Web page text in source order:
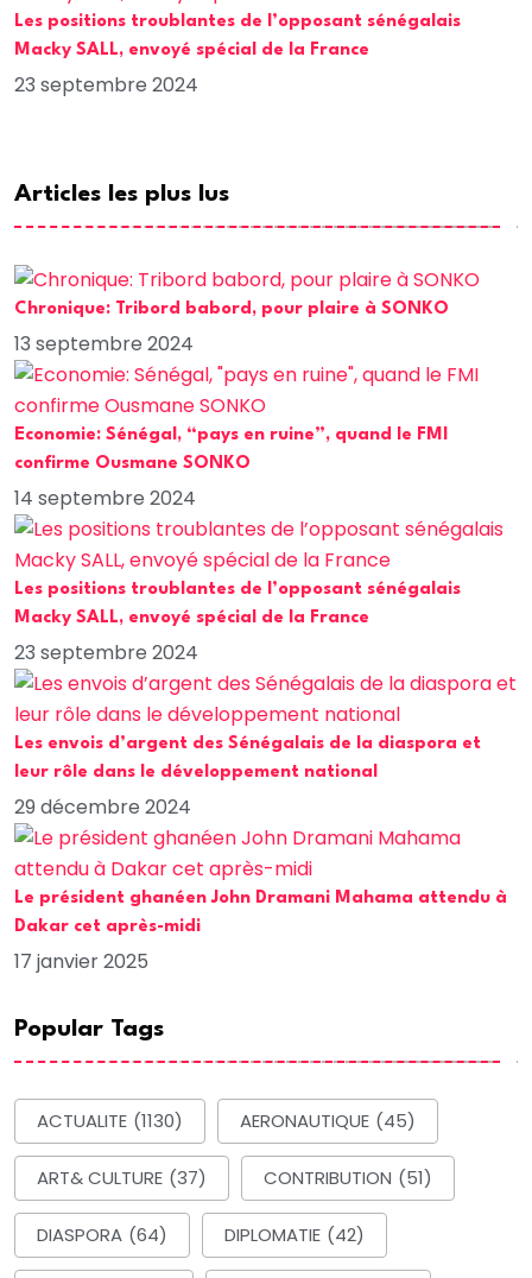
Les positions troublantes de l’opposant sénégalais
Macky SALL, envoyé spécial de la France
23 septembre 2024
Articles les plus lus
Chronique: Tribord babord, pour plaire à SONKO
13 septembre 2024
Economie: Sénégal, “pays en ruine”, quand le FMI
confirme Ousmane SONKO
14 septembre 2024
Les positions troublantes de l’opposant sénégalais
Macky SALL, envoyé spécial de la France
23 septembre 2024
Les envois d’argent des Sénégalais de la diaspora et
leur rôle dans le développement national
29 décembre 2024
Le président ghanéen John Dramani Mahama attendu à
Dakar cet après-midi
17 janvier 2025
Popular Tags
ACTUALITE (1130) AERONAUTIQUE (45)
ART& CULTURE (37) CONTRIBUTION (51)
DIASPORA (64) DIPLOMATIE (42)